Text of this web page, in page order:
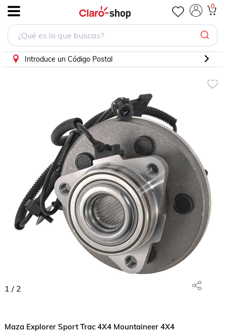
0
Introduce un Código Postal
1 / 2
Maza Explorer Sport Trac 4X4 Mountaineer 4X4
Maza Explorer Sport Trac 4X4 Mountaineer 4X4